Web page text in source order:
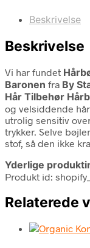
Beskrivelse
Beskrivelse
Vi har fundet
Baronen fra By
Hår Tilbehør
og velsiddende
utrolig sensitiv
trykker. Selve
stof, så den ikke
Yderlige
Produkt id:
Relaterede